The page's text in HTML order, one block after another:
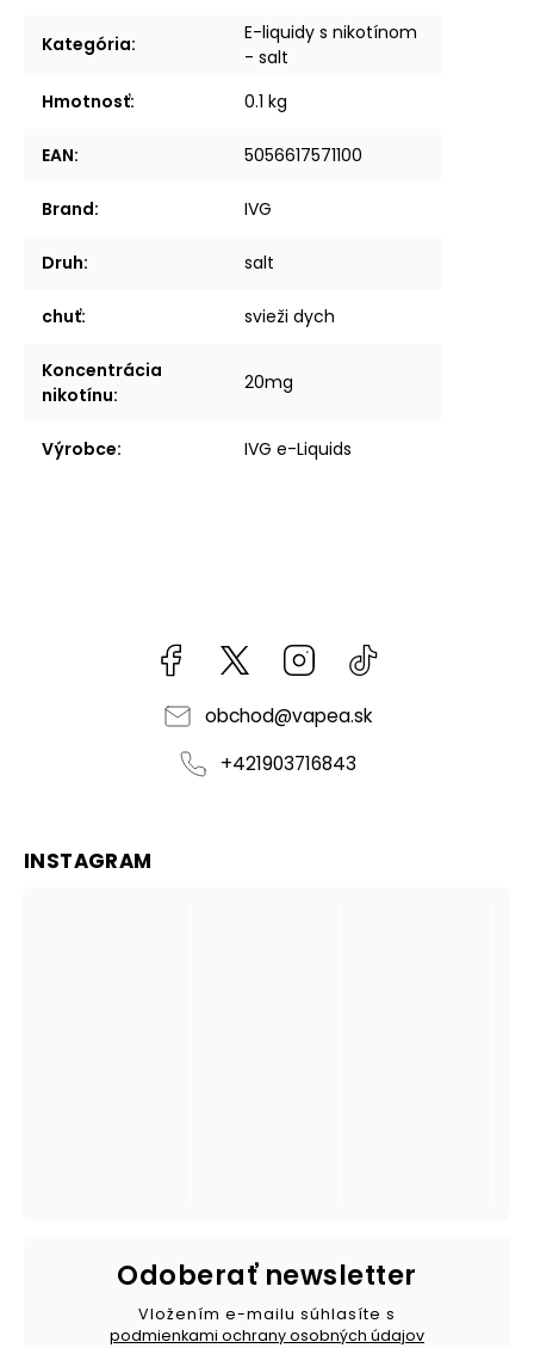
Kategória:
E-liquidy s nikotínom
- salt
Hmotnosť: 0.1 kg
EAN: 5056617571100
Brand: IVG
Druh: salt
chuť: svieži dych
Koncentrácia
nikotínu:
20mg
Výrobce: IVG e-Liquids
Facebook kzifcak85131Instagram
obchod@vapea.sk
+421903716843
INSTAGRAM
Odoberať newsletter
Vložením e-mailu súhlasíte s
podmienkami ochrany osobných údajov